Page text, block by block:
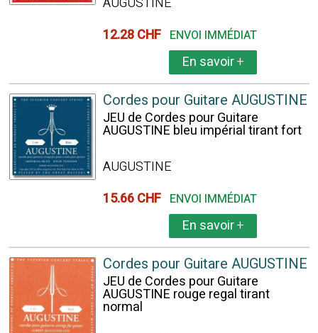
12.28 CHF ENVOI IMMÉDIAT
En savoir+
Cordes pour Guitare AUGUSTINE
JEU de Cordes pour Guitare
AUGUSTINE bleu impérial tirant fort
AUGUSTINE
15.66 CHF ENVOI IMMÉDIAT
En savoir+
Cordes pour Guitare AUGUSTINE
JEU de Cordes pour Guitare
AUGUSTINE rouge regal tirant
normal